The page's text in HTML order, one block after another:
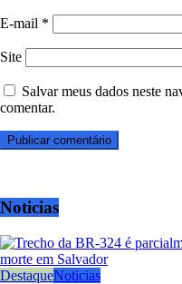
E-mail *
Site
Salvar meus dados neste
comentar.
Noticias
DestaqueNoticias